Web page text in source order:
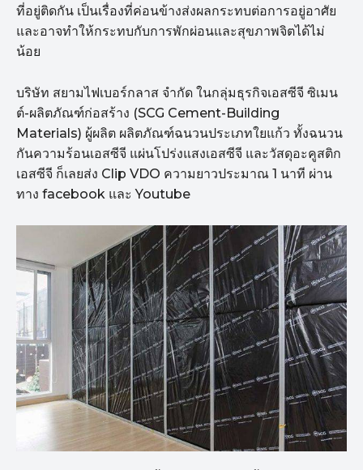
ที่อยู่ติดกัน เป็นเรื่องที่ค่อนข้างส่งผลกระทบต่อการอยู่อาศัย
และอาจทำให้กระทบกับการพักผ่อนและสุขภาพจิตได้ไม่
น้อย
บริษัท สยามไฟเบอร์กลาส จำกัด ในกลุ่มธุรกิจเอสซีจี ซิเมน
ต์-ผลิตภัณฑ์ก่อสร้าง (SCG Cement-Building
Materials) ผู้ผลิต ผลิตภัณฑ์ฉนวนประเภทใยแก้ว ทั้งฉนวน
กันความร้อนเอสซีจี แผ่นโปร่งแสงเอสซีจี และวัสดุอะคูสติก
เอสซีจี ก็เลยส่ง Clip VDO ความยาวประมาณ 1 นาที ผ่าน
ทาง facebook และ Youtube